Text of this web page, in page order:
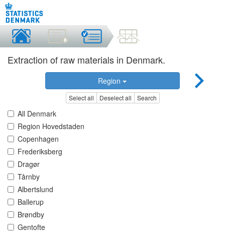
Extraction of raw materials in Denmark.
Region
Select all Deselect all Search
All Denmark
Region Hovedstaden
Copenhagen
Frederiksberg
Dragør
Tårnby
Albertslund
Ballerup
Brøndby
Gentofte